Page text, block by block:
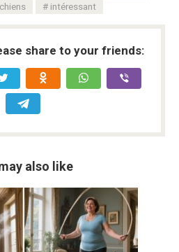
chiens intéressant
share to your friends:
also like